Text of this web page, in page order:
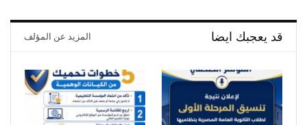
قد يعجبك ايضا المزيد عن المؤلف